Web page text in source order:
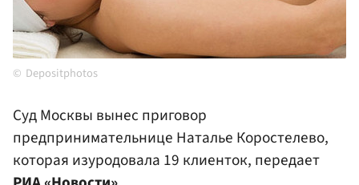
Depositphotos
Суд Москвы вынес приговор
предпринимательнице Наталье Коростелево,
которая изуродовала 19 клиенток, передает